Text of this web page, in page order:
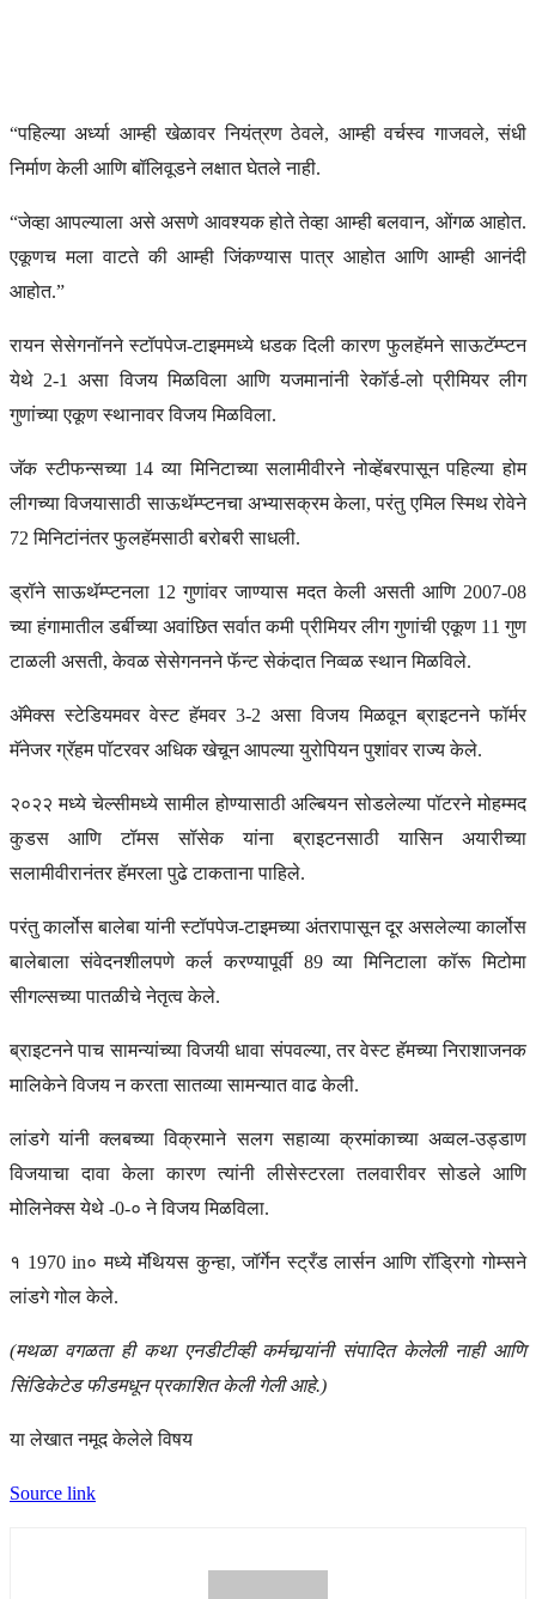
“पहिल्या अर्ध्या आम्ही खेळावर नियंत्रण ठेवले, आम्ही वर्चस्व गाजवले, संधी
निर्माण केली आणि बॉलिवूडने लक्षात घेतले नाही.
“जेव्हा आपल्याला असे असणे आवश्यक होते तेव्हा आम्ही बलवान, ओंगळ आहोत.
एकूणच मला वाटते की आम्ही जिंकण्यास पात्र आहोत आणि आम्ही आनंदी
आहोत.”
रायन सेसेगनॉनने स्टॉपपेज-टाइममध्ये धडक दिली कारण फुलहॅमने साऊटॅम्प्टन
येथे 2-1 असा विजय मिळविला आणि यजमानांनी रेकॉर्ड-लो प्रीमियर लीग
गुणांच्या एकूण स्थानावर विजय मिळविला.
जॅक स्टीफन्सच्या 14 व्या मिनिटाच्या सलामीवीरने नोव्हेंबरपासून पहिल्या होम
लीगच्या विजयासाठी साऊथॅम्प्टनचा अभ्यासक्रम केला, परंतु एमिल स्मिथ रोवेने
72 मिनिटांनंतर फुलहॅमसाठी बरोबरी साधली.
ड्रॉने साऊथॅम्प्टनला 12 गुणांवर जाण्यास मदत केली असती आणि 2007-08
च्या हंगामातील डर्बीच्या अवांछित सर्वात कमी प्रीमियर लीग गुणांची एकूण 11 गुण
टाळली असती, केवळ सेसेगननने फॅन्ट सेकंदात निव्वळ स्थान मिळविले.
अ‍ॅमेक्स स्टेडियमवर वेस्ट हॅमवर 3-2 असा विजय मिळवून ब्राइटनने फॉर्मर
मॅनेजर ग्रॅहम पॉटरवर अधिक खेचून आपल्या युरोपियन पुशांवर राज्य केले.
२०२२ मध्ये चेल्सीमध्ये सामील होण्यासाठी अल्बियन सोडलेल्या पॉटरने मोहम्मद
कुडस आणि टॉमस सॉसेक यांना ब्राइटनसाठी यासिन अयारीच्या
सलामीवीरानंतर हॅमरला पुढे टाकताना पाहिले.
परंतु कार्लोस बालेबा यांनी स्टॉपपेज-टाइमच्या अंतरापासून दूर असलेल्या कार्लोस
बालेबाला संवेदनशीलपणे कर्ल करण्यापूर्वी 89 व्या मिनिटाला कॉरू मिटोमा
सीगल्सच्या पातळीचे नेतृत्व केले.
ब्राइटनने पाच सामन्यांच्या विजयी धावा संपवल्या, तर वेस्ट हॅमच्या निराशाजनक
मालिकेने विजय न करता सातव्या सामन्यात वाढ केली.
लांडगे यांनी क्लबच्या विक्रमाने सलग सहाव्या क्रमांकाच्या अव्वल-उड्डाण
विजयाचा दावा केला कारण त्यांनी लीसेस्टरला तलवारीवर सोडले आणि
मोलिनेक्स येथे -0-० ने विजय मिळविला.
१ 1970 in० मध्ये मॅथियस कुन्हा, जॉर्गेन स्ट्रँड लार्सन आणि रॉड्रिगो गोम्सने
लांडगे गोल केले.
(मथळा वगळता ही कथा एनडीटीव्ही कर्मचार्‍यांनी संपादित केलेली नाही आणि
सिंडिकेटेड फीडमधून प्रकाशित केली गेली आहे.)
या लेखात नमूद केलेले विषय
Source link